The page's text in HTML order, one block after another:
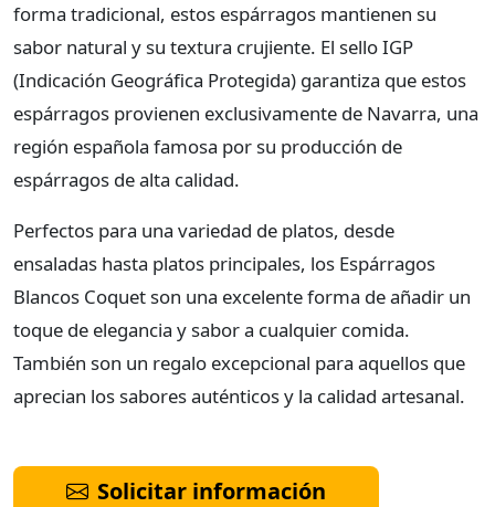
forma tradicional, estos espárragos mantienen su
sabor natural y su textura crujiente. El sello IGP
(Indicación Geográfica Protegida) garantiza que estos
espárragos provienen exclusivamente de Navarra, una
región española famosa por su producción de
espárragos de alta calidad.
Perfectos para una variedad de platos, desde
ensaladas hasta platos principales, los Espárragos
Blancos Coquet son una excelente forma de añadir un
toque de elegancia y sabor a cualquier comida.
También son un regalo excepcional para aquellos que
aprecian los sabores auténticos y la calidad artesanal.
Solicitar información